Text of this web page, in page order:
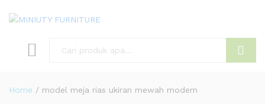
Home / model meja rias ukiran mewah modern